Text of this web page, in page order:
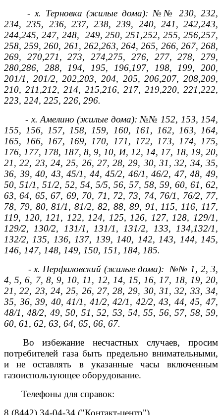
- х. Терновка (жилые дома): №№ 230, 232,
234, 235, 236, 237, 238, 239, 240, 241, 242,243,
244,245, 247, 248, 249, 250, 251,252, 255, 256,257,
258, 259, 260, 261, 262,263, 264, 265, 266, 267, 268,
269, 270,271, 273, 274,275, 276, 277, 278, 279,
280,286, 288, 194, 195, 196,197, 198, 199, 200,
201/1, 201/2, 202,203, 204, 205, 206,207, 208,209,
210, 211,212, 214, 215,216, 217, 219,220, 221,222,
223, 224, 225, 226, 296.
- х. Амелино (жилые дома): №№ 152, 153, 154,
155, 156, 157, 158, 159, 160, 161, 162, 163, 164,
165, 166, 167, 169, 170, 171, 172, 173, 174, 175,
176, 177, 178, 187, 8, 9, 10, И, 12, 14, 17, 18, 19, 20,
21, 22, 23, 24, 25, 26, 27, 28, 29, 30, 31, 32, 34, 35,
36, 39, 40, 43, 45/1, 44, 45/2, 46/1, 46/2, 47, 48, 49,
50, 51/1, 51/2, 52, 54, 5/5, 56, 57, 58, 59, 60, 61, 62,
63, 64, 65, 67, 69, 70, 71, 72, 73, 74, 76/1, 76/2, 77,
78, 79, 80, 81/1, 81/2, 82, 88, 89, 91, 115, 116, 117,
119, 120, 121, 122, 124, 125, 126, 127, 128, 129/1,
129/2, 130/2, 131/1, 131/1, 131/2, 133, 134,132/1,
132/2, 135, 136, 137, 139, 140, 142, 143, 144, 145,
146, 147, 148, 149, 150, 151, 184, 185.
- х. Перфиловский (жилые дома): №№ 1, 2, 3,
4, 5, 6, 7, 8, 9, 10, 11, 12, 14, 15, 16, 17, 18, 19, 20,
21, 22, 23, 24, 25, 26, 27, 28, 29, 30, 31, 32, 33, 34,
35, 36, 39, 40, 41/1, 41/2, 42/1, 42/2, 43, 44, 45, 47,
48/1, 48/2, 49, 50, 51, 52, 53, 54, 55, 56, 57, 58, 59,
60, 61, 62, 63, 64, 65, 66, 67.
Во избежание несчастных случаев, просим
потребителей газа быть предельно внимательными,
и не оставлять в указанные часы включенным
газоиспользующее оборудование.
Телефоны для справок:
8 (8442) 34-04-34 ("Контакт-центр").